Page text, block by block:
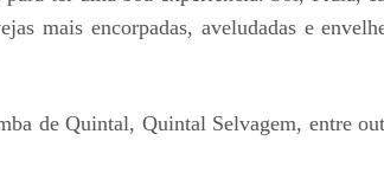
mais encorpadas, aveludadas e
de Quintal, Quintal Selvagem, entre